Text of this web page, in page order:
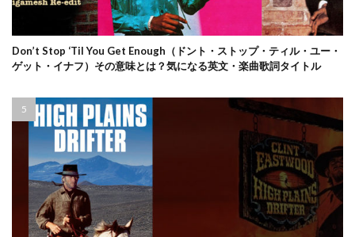
Don’t Stop ‘Til You Get Enough（ドント・ストップ・ティル・ユー・
ゲット・イナフ）その意味とは？気になる英文・楽曲歌詞タイトル